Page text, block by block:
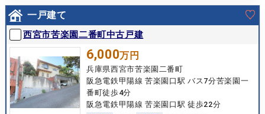
一戸建て
西宮市苦楽園二番町中古戸建
6,000万円
兵庫県西宮市苦楽園二番町
阪急電鉄甲陽線 苦楽園口駅 バス7分苦楽園一
番町徒歩4分
阪急電鉄甲陽線 苦楽園口駅 徒歩22分